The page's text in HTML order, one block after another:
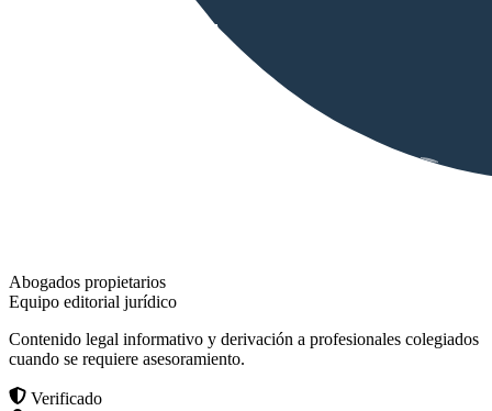
Abogados propietarios
Equipo editorial jurídico
Contenido legal informativo y derivación a profesionales colegiados
cuando se requiere asesoramiento.
Verificado